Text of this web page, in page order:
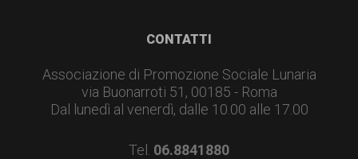
CONTATTI
Associazione di Promozione Sociale Lunaria
via Buonarroti 51, 00185 - Roma
Dal lunedì al venerdì, dalle 10.00 alle 17.00
Tel. 06.8841880